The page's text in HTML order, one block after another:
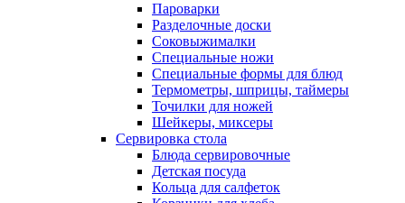
Пароварки
Разделочные доски
Соковыжималки
Специальные ножи
Специальные формы для блюд
Термометры, шприцы, таймеры
Точилки для ножей
Шейкеры, миксеры
Сервировка стола
Блюда сервировочные
Детская посуда
Кольца для салфеток